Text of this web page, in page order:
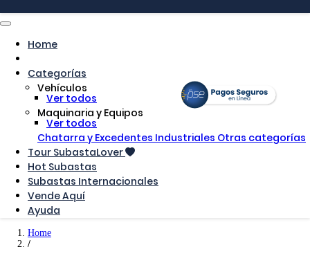
Home
Categorías
Vehículos
Ver todos
Maquinaria y Equipos
Ver todos
Chatarra y Excedentes Industriales Otras categorías
Tour SubastaLover
Hot Subastas
Subastas Internacionales
Vende Aquí
Ayuda
Home